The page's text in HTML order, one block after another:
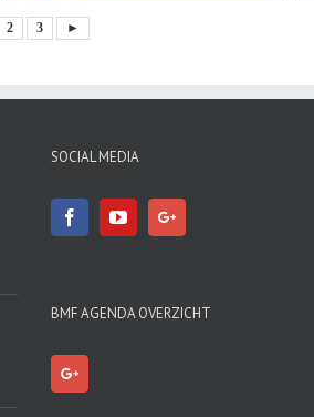
2 3 ►
SOCIAL MEDIA
BMF AGENDA OVERZICHT